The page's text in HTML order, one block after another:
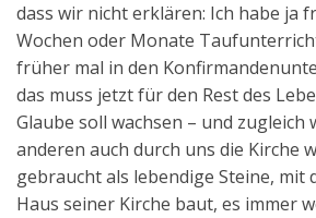
dass wir nicht erklären: Ich habe ja
Wochen oder Monate
früher mal in den
das muss jetzt für den Rest des
Glaube soll wachsen – und zugleich
anderen auch durch uns die Kirche
gebraucht als lebendige Steine, mit
Haus seiner Kirche baut, es immer